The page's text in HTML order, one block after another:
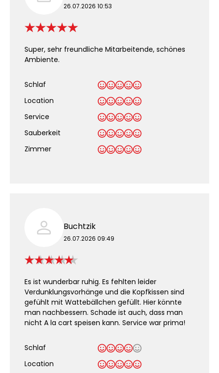
26.07.2026 10:53
Super, sehr freundliche Mitarbeitende, schönes
Ambiente.
Schlaf
Location
Service
Sauberkeit
Zimmer
Buchtzik
26.07.2026 09:49
Es ist wunderbar ruhig. Es fehlten leider
Verdunklungsvorhänge und die Kopfkissen sind
gefühlt mit Wattebällchen gefüllt. Hier könnte
man nachbessern. Schade ist auch, dass man
nicht A la cart speisen kann. Service war prima!
Schlaf
Location